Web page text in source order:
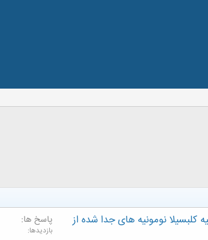
کلبسیلا نومونیه های جدا شده از
پاسخ ها
بازدیدها